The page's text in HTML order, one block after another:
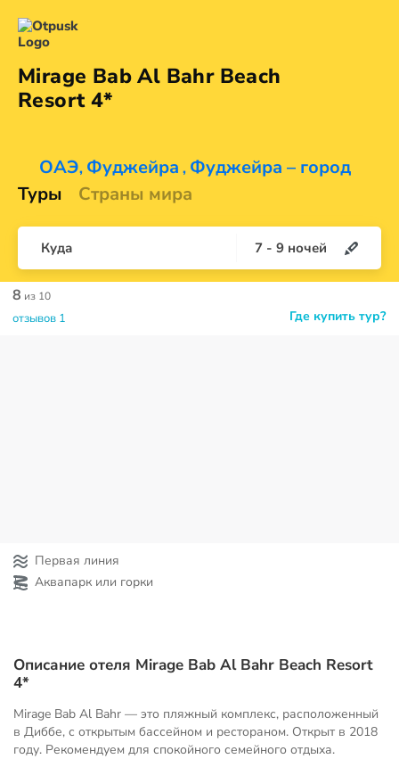
Mirage Bab Al Bahr Beach
Resort 4*
ОАЭ, Фуджейра , Фуджейра – город
Туры
Страны мира
Куда 7 - 9 ночей
Где купить тур?
8 из 10
отзывов 1
Первая линия
Аквапарк или горки
Описание отеля Mirage Bab Al Bahr Beach Resort
4*
Mirage Bab Al Bahr — это пляжный комплекс, расположенный
в Диббе, с открытым бассейном и рестораном. Открыт в 2018
году. Рекомендуем для спокойного семейного отдыха.